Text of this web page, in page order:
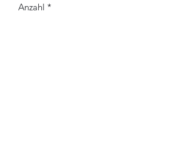
Anzahl *